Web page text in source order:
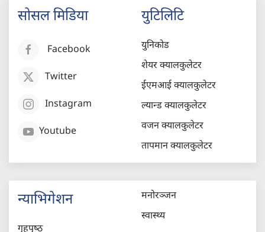
सोसल मिडिया
Facebook
Twitter
Instagram
Youtube
युटिलिटि
युनिकोड
शेयर क्यालकुलेटर
ईएमआई क्यालकुलेटर
ल्यान्ड क्यालकुलेटर
वजन क्यालकुलेटर
तापमान क्यालकुलेटर
न्याभिगेशन
गृहपृष्‍ठ
मनोरञ्जन
स्वास्थ्य